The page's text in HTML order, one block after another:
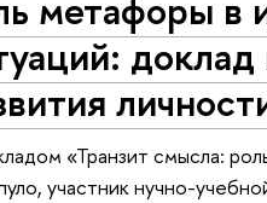
«Транзит смысла:
участник нучно-